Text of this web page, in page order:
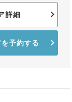
詳細
予約する